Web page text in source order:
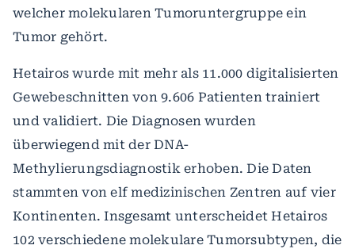
welcher molekularen Tumoruntergruppe ein
Tumor gehört.
Hetairos wurde mit mehr als 11.000 digitalisierten
Gewebeschnitten von 9.606 Patienten trainiert
und validiert. Die Diagnosen wurden
überwiegend mit der DNA-
Methylierungsdiagnostik erhoben. Die Daten
stammten von elf medizinischen Zentren auf vier
Kontinenten. Insgesamt unterscheidet Hetairos
102 verschiedene molekulare Tumorsubtypen, die